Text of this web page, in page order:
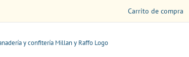
Carrito de compra